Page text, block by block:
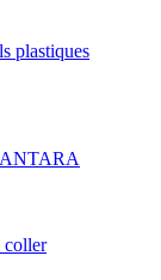
plastiques
coller